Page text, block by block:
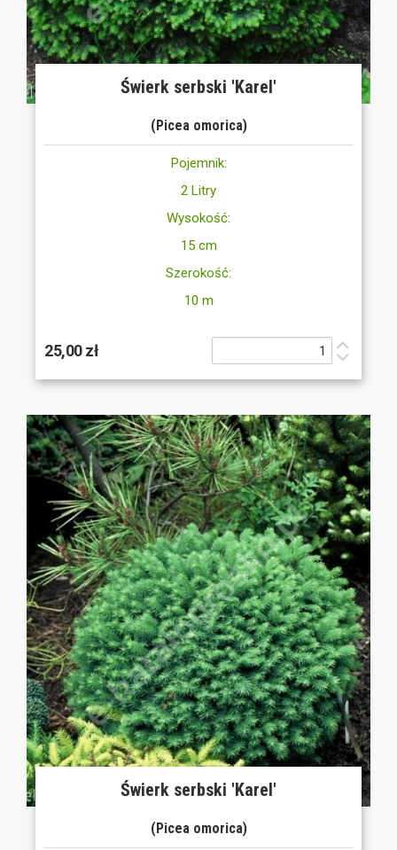
Świerk serbski 'Karel'
(Picea omorica)
Pojemnik:
2 Litry
Wysokość:
15 cm
Szerokość:
10 m
25,00 zł
Świerk serbski 'Karel'
(Picea omorica)